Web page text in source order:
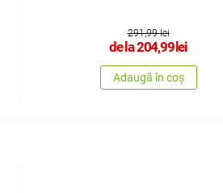
291,99 lei
de la204,99lei
Adaugă în coș